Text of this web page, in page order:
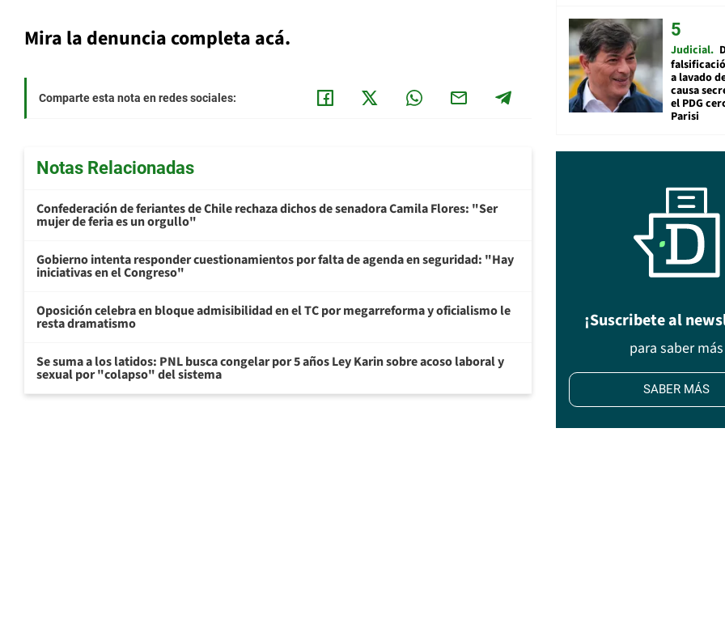
Mira la denuncia completa acá.
Comparte esta nota en redes sociales:
Notas Relacionadas
Confederación de feriantes de Chile rechaza dichos de senadora Camila Flores: "Ser
mujer de feria es un orgullo"
Gobierno intenta responder cuestionamientos por falta de agenda en seguridad: "Hay
iniciativas en el Congreso"
Oposición celebra en bloque admisibilidad en el TC por megarreforma y oficialismo le
resta dramatismo
Se suma a los latidos: PNL busca congelar por 5 años Ley Karin sobre acoso laboral y
sexual por "colapso" del sistema
Judicial
a lavado
causa
el PDG
Parisi
¡Suscribete al
para saber más
SABER MÁS